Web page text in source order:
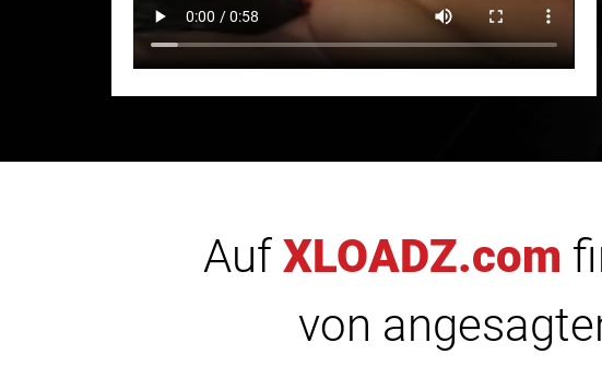
Auf XLOADZ.com
von